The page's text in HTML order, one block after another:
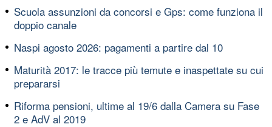
Scuola assunzioni da concorsi e Gps: come funziona il
doppio canale
Naspi agosto 2026: pagamenti a partire dal 10
Maturità 2017: le tracce più temute e inaspettate su cui
prepararsi
Riforma pensioni, ultime al 19/6 dalla Camera su Fase
2 e AdV al 2019